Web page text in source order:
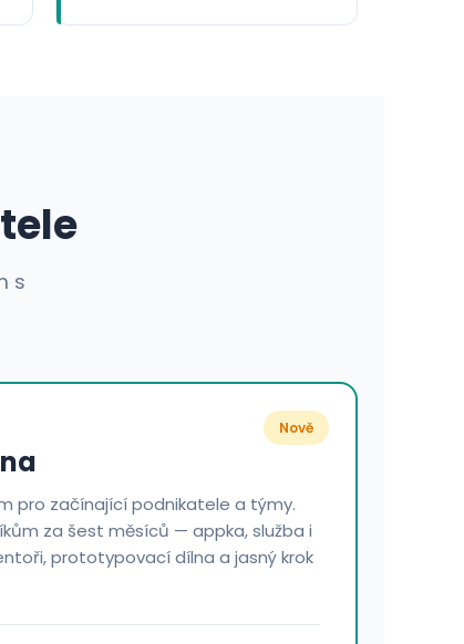
s
Nově
pro začínající podnikatele a týmy.
za šest měsíců — appka, služba i
prototypovací dílna a jasný krok